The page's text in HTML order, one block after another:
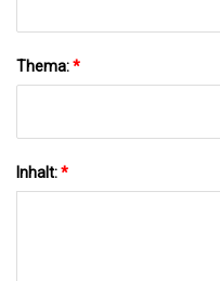
Thema:*
Inhalt:*